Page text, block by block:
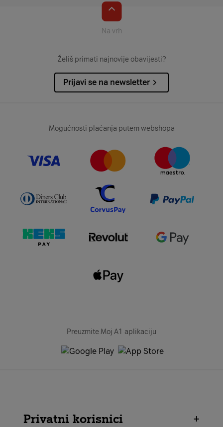
Na vrh
Želiš primati najnovije obavijesti?
Prijavi se na newsletter
Mogućnosti plaćanja putem webshopa
Preuzmite Moj A1 aplikaciju
Privatni korisnici
+